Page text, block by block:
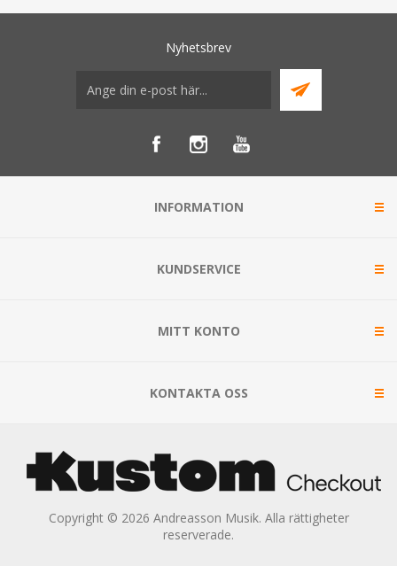
Nyhetsbrev
INFORMATION
KUNDSERVICE
MITT KONTO
KONTAKTA OSS
Copyright © 2026 Andreasson Musik. Alla rättigheter
reserverade.